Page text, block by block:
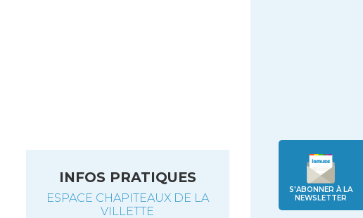
S'ABONNER À LA
NEWSLETTER
INFOS PRATIQUES
ESPACE CHAPITEAUX DE LA
VILLETTE